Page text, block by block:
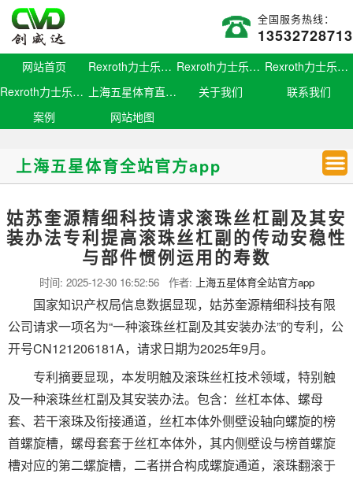
全国服务热线：
13532728713
网站首页 Rexroth力士乐滑块 Rexroth力士乐导轨
Rexroth力士乐螺母
Rexroth力士乐丝杆
上海五星体育直播官网 关于我们
联系我们
案例
网站地图
上海五星体育全站官方app
姑苏奎源精细科技请求滚珠丝杠副及其安
装办法专利提高滚珠丝杠副的传动安稳性
与部件惯例运用的寿数
时间: 2025-12-30 16:52:56作者: 上海五星体育全站官方app
国家知识产权局信息数据显现，姑苏奎源精细科技有限
公司请求一项名为“一种滚珠丝杠副及其安装办法”的专利，公
开号CN121206181A，请求日期为2025年9月。
专利摘要显现，本发明触及滚珠丝杠技术领域，特别触
及一种滚珠丝杠副及其安装办法。包含：丝杠本体、螺母
套、若干滚珠及衔接通道，丝杠本体外侧壁设轴向螺旋的榜
首螺旋槽，螺母套套于丝杠本体外，其内侧壁设与榜首螺旋
槽对应的第二螺旋槽，二者拼合构成螺旋通道，滚珠翻滚于